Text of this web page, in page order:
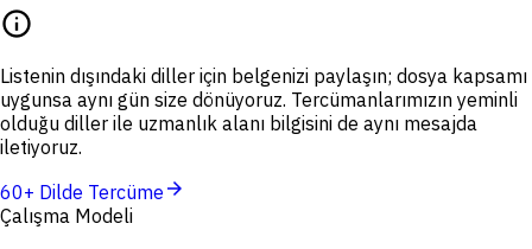
info
Listenin dışındaki diller için belgenizi paylaşın; dosya kapsamı
uygunsa aynı gün size dönüyoruz. Tercümanlarımızın yeminli
olduğu diller ile uzmanlık alanı bilgisini de aynı mesajda
iletiyoruz.
60+ Dilde Tercüme arrow_forward
Çalışma Modeli